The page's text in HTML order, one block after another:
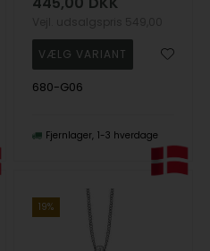
680-G06
Fjernlager 1-3 hverdage
19%